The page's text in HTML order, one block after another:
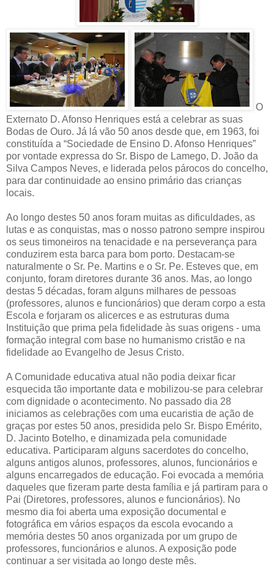
O
Externato D. Afonso Henriques está a celebrar as suas
Bodas de Ouro. Já lá vão 50 anos desde que, em 1963, foi
constituída a “Sociedade de Ensino D. Afonso Henriques”
por vontade expressa do Sr. Bispo de Lamego, D. João da
Silva Campos Neves, e liderada pelos párocos do concelho,
para dar continuidade ao ensino primário das crianças
locais.
Ao longo destes 50 anos foram muitas as dificuldades, as
lutas e as conquistas, mas o nosso patrono sempre inspirou
os seus timoneiros na tenacidade e na perseverança para
conduzirem esta barca para bom porto. Destacam-se
naturalmente o Sr. Pe. Martins e o Sr. Pe. Esteves que, em
conjunto, foram diretores durante 36 anos. Mas, ao longo
destas 5 décadas, foram alguns milhares de pessoas
(professores, alunos e funcionários) que deram corpo a esta
Escola e forjaram os alicerces e as estruturas duma
Instituição que prima pela fidelidade às suas origens - uma
formação integral com base no humanismo cristão e na
fidelidade ao Evangelho de Jesus Cristo.
A Comunidade educativa atual não podia deixar ficar
esquecida tão importante data e mobilizou-se para celebrar
com dignidade o acontecimento. No passado dia 28
iniciamos as celebrações com uma eucaristia de ação de
graças por estes 50 anos, presidida pelo Sr. Bispo Emérito,
D. Jacinto Botelho, e dinamizada pela comunidade
educativa. Participaram alguns sacerdotes do concelho,
alguns antigos alunos, professores, alunos, funcionários e
alguns encarregados de educação. Foi evocada a memória
daqueles que fizeram parte desta família e já partiram para o
Pai (Diretores, professores, alunos e funcionários). No
mesmo dia foi aberta uma exposição documental e
fotográfica em vários espaços da escola evocando a
memória destes 50 anos organizada por um grupo de
professores, funcionários e alunos. A exposição pode
continuar a ser visitada ao longo deste mês.